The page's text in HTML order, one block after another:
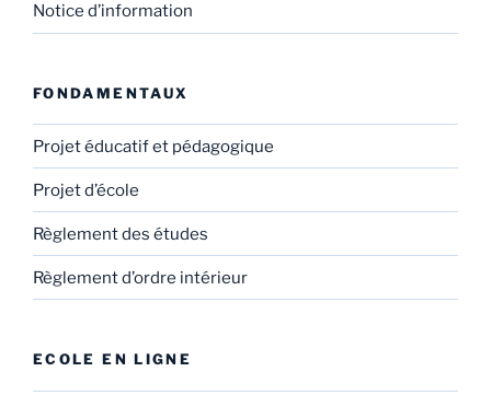
Notice d’information
FONDAMENTAUX
Projet éducatif et pédagogique
Projet d’école
Règlement des études
Règlement d’ordre intérieur
ECOLE EN LIGNE